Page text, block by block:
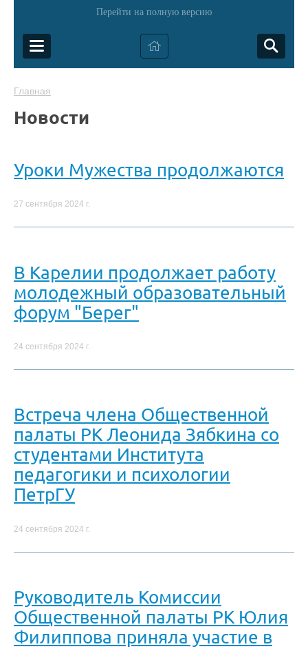
Перейти на полную версию
Главная
Новости
Уроки Мужества продолжаются
27 сентября 2024 г.
В Карелии продолжает работу
молодежный образовательный
форум "Берег"
24 сентября 2024 г.
Встреча члена Общественной
палаты РК Леонида Зябкина со
студентами Института
педагогики и психологии
ПетрГУ
24 сентября 2024 г.
Руководитель Комиссии
Общественной палаты РК Юлия
Филиппова приняла участие в